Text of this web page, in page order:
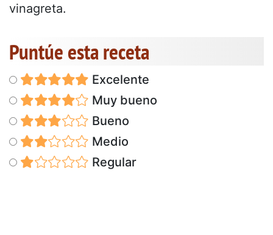
vinagreta.
Puntúe esta receta
Excelente
Muy bueno
Bueno
Medio
Regular